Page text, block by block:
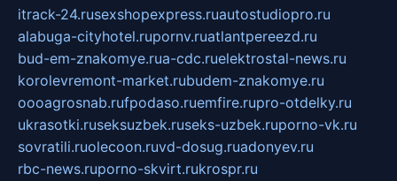
itrack-24.rusexshopexpress.ruautostudiopro.ru
alabuga-cityhotel.rupornv.ruatlantpereezd.ru
bud-em-znakomye.rua-cdc.ruelektrostal-news.ru
korolevremont-market.rubudem-znakomye.ru
oooagrosnab.rufpodaso.ruemfire.rupro-otdelky.ru
ukrasotki.ruseksuzbek.ruseks-uzbek.ruporno-vk.ru
sovratili.ruolecoon.ruvd-dosug.ruadonyev.ru
rbc-news.ruporno-skvirt.rukrospr.ru